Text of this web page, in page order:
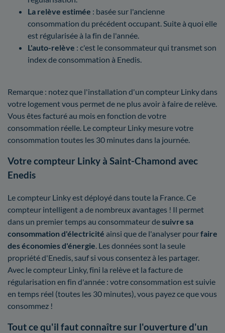
La relève estimée : basée sur l'ancienne
consommation du précédent occupant. Suite à quoi elle
est régularisée à la fin de l'année.
L'auto-relève : c'est le consommateur qui transmet son
index de consommation à Enedis.
Remarque : notez que l'installation d'un compteur Linky dans
votre logement vous permet de ne plus avoir à faire de relève.
Vous êtes facturé au mois en fonction de votre
consommation réelle. Le compteur Linky mesure votre
consommation toutes les 30 minutes dans la journée.
Votre compteur Linky à Saint-Chamond avec
Enedis
Le compteur Linky est déployé dans toute la France. Ce
compteur intelligent a de nombreux avantages ! Il permet
dans un premier temps au consommateur desuivre sa
consommation d'électricité ainsi que de l'analyser pourfaire
des économies d'énergie . Les données sont la seule
propriété d'Enedis, sauf si vous consentez à les partager.
Avec le compteur Linky, fini la relève et la facture de
régularisation en fin d'année : votre consommation est suivie
en temps réel (toutes les 30 minutes), vous payez ce que vous
consommez !
Tout ce qu'il faut connaître sur l'ouverture d'un